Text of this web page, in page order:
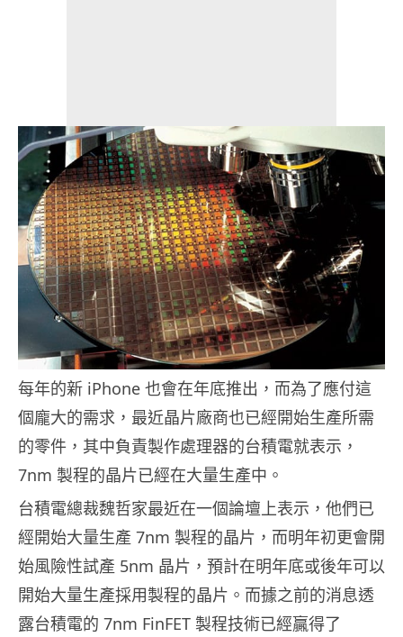
每年的新 iPhone 也會在年底推出，而為了應付這
個龐大的需求，最近晶片廠商也已經開始生產所需
的零件，其中負責製作處理器的台積電就表示，
7nm 製程的晶片已經在大量生產中。
台積電總裁魏哲家最近在一個論壇上表示，他們已
經開始大量生產 7nm 製程的晶片，而明年初更會開
始風險性試產 5nm 晶片，預計在明年底或後年可以
開始大量生產採用製程的晶片。而據之前的消息透
露台積電的 7nm FinFET 製程技術已經贏得了